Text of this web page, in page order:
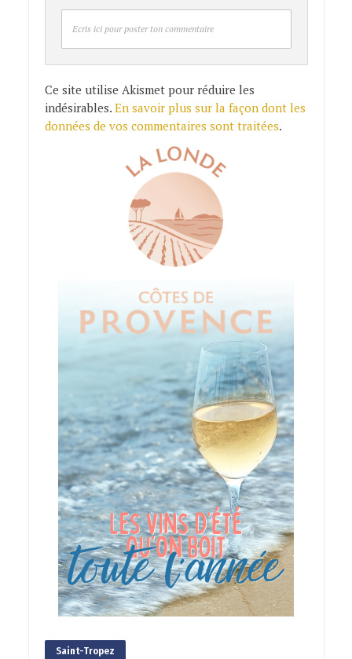
Ecris ici pour poster ton commentaire
Ce site utilise Akismet pour réduire les
indésirables. En savoir plus sur la façon dont les
données de vos commentaires sont traitées.
Saint-Tropez